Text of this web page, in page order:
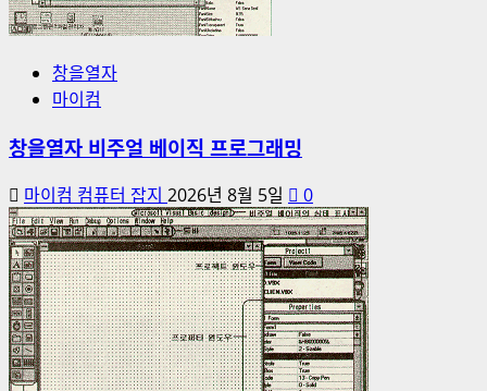
창을열자
마이컴
창을열자 비주얼 베이직 프로그래밍
마이컴 컴퓨터 잡지 2026년 8월 5일 0